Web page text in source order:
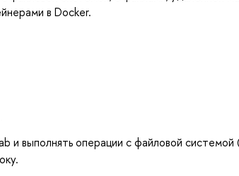
в Docker.
и выполнять операции с файловой системой